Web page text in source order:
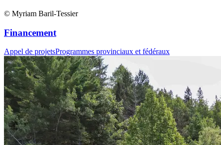
© Myriam Baril-Tessier
Financement
Appel de projetsProgrammes provinciaux et fédéraux